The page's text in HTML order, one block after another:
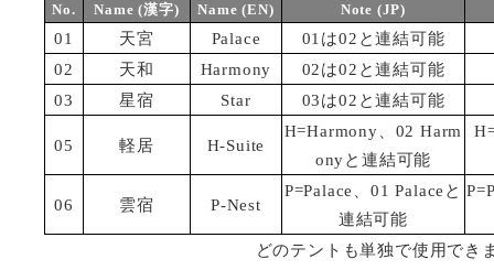
No. Name (漢字) Name (EN) Note (JP)
01 天宮 Palace
01は02と連結可能
02
天和 Harmony
02は02と連結可能
03
星宿 Star 03は02と連結可能
05 軽居 H-Suite
H=Harmony、02 Harm
onyと連結可能
06 雲宿 P-Nest
P=Palace、01 Palaceと
連結可能
どのテントも単独で使用でき